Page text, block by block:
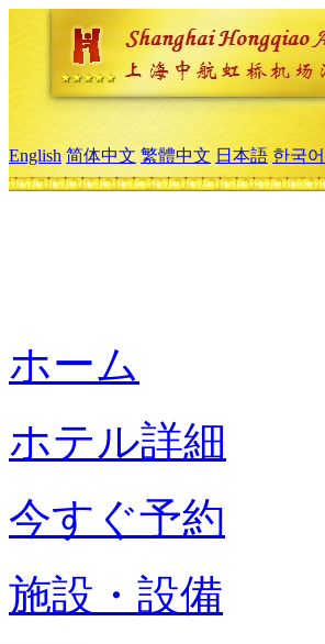
English 简体中文 繁體中文 日本語 한국어
ホーム
ホテル詳細
今すぐ予約
施設・設備